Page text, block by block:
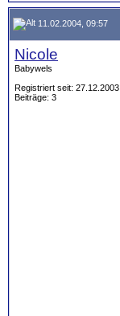
11.02.2004, 09:57
Nicole
Babywels
Registriert seit: 27.12.2003
Beiträge: 3